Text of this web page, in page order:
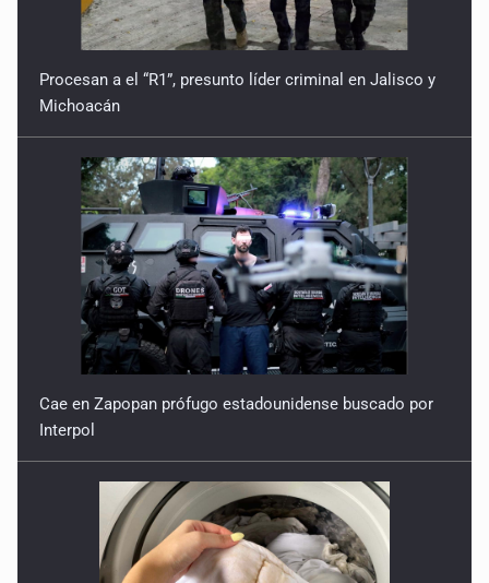
Michoacán
Cae en Zapopan prófugo estadounidense buscado por
Interpol